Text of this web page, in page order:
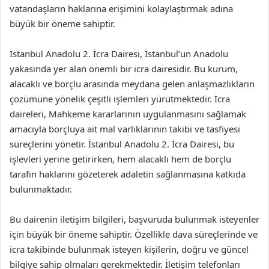
vatandaşların haklarına erişimini kolaylaştırmak adına
büyük bir öneme sahiptir.
İstanbul Anadolu 2. İcra Dairesi, İstanbul’un Anadolu
yakasında yer alan önemli bir icra dairesidir. Bu kurum,
alacaklı ve borçlu arasında meydana gelen anlaşmazlıkların
çözümüne yönelik çeşitli işlemleri yürütmektedir. İcra
daireleri, Mahkeme kararlarının uygulanmasını sağlamak
amacıyla borçluya ait mal varlıklarının takibi ve tasfiyesi
süreçlerini yönetir. İstanbul Anadolu 2. İcra Dairesi, bu
işlevleri yerine getirirken, hem alacaklı hem de borçlu
tarafın haklarını gözeterek adaletin sağlanmasına katkıda
bulunmaktadır.
Bu dairenin iletişim bilgileri, başvuruda bulunmak isteyenler
için büyük bir öneme sahiptir. Özellikle dava süreçlerinde ve
icra takibinde bulunmak isteyen kişilerin, doğru ve güncel
bilgiye sahip olmaları gerekmektedir. İletişim telefonları